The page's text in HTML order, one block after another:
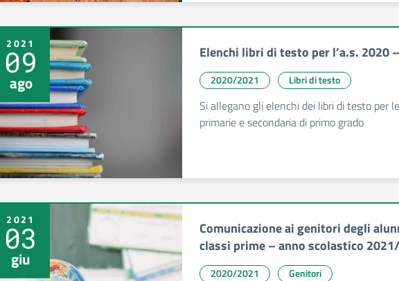
2021
09
ago
Elenchi libri di testo per l’a.s. 2020
2020/2021 Libri di testo
Si allegano gli elenchi dei libri di testo per
primarie e secondaria di primo grado
2021
03
giu
Comunicazione ai genitori degli
classi prime – anno scolastico
2020/2021 Genitori